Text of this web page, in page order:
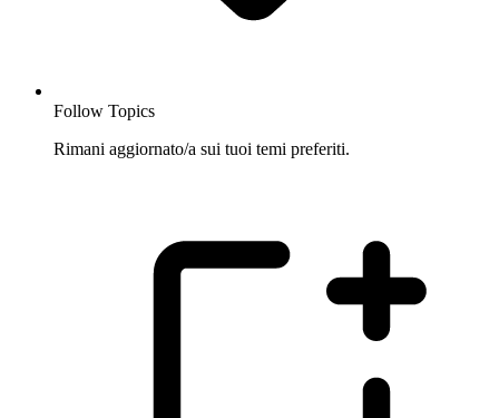
Follow Topics
Rimani aggiornato/a sui tuoi temi preferiti.